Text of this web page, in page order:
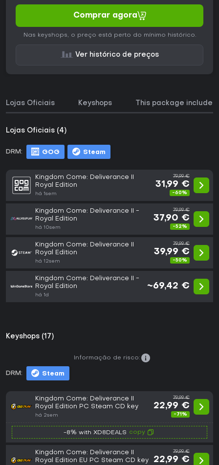
Comprar agora
Nas keyshops, o preço está perto do mínimo histórico.
Ver histórico de preços
Lojas Oficiais Keyshops This package includes
Lojas Oficiais (4)
DRM: GOG Steam
Kingdom Come: Deliverance II
Royal Edition
há 1sem
79,99 €
31,99 €
-60%
Kingdom Come: Deliverance II -
Royal Edition
há 10sem
79,99 €
37,90 €
-52%
Kingdom Come: Deliverance II
Royal Edition
há 12sem
79,99 €
39,99 €
-50%
Kingdom Come: Deliverance II -
Royal Edition
há 1d
~69,42 €
Keyshops (17)
DRM: Steam
Informação de risco:
Kingdom Come: Deliverance II
Royal Edition PC Steam CD key
há 2sem
79,99 €
22,99 €
-71%
-8% with XD8DEALS copy
Kingdom Come: Deliverance II
Royal Edition EU PC Steam CD key
79,99 €
22,99 €